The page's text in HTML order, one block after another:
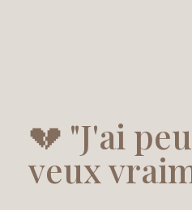
💔 "J'ai
veux